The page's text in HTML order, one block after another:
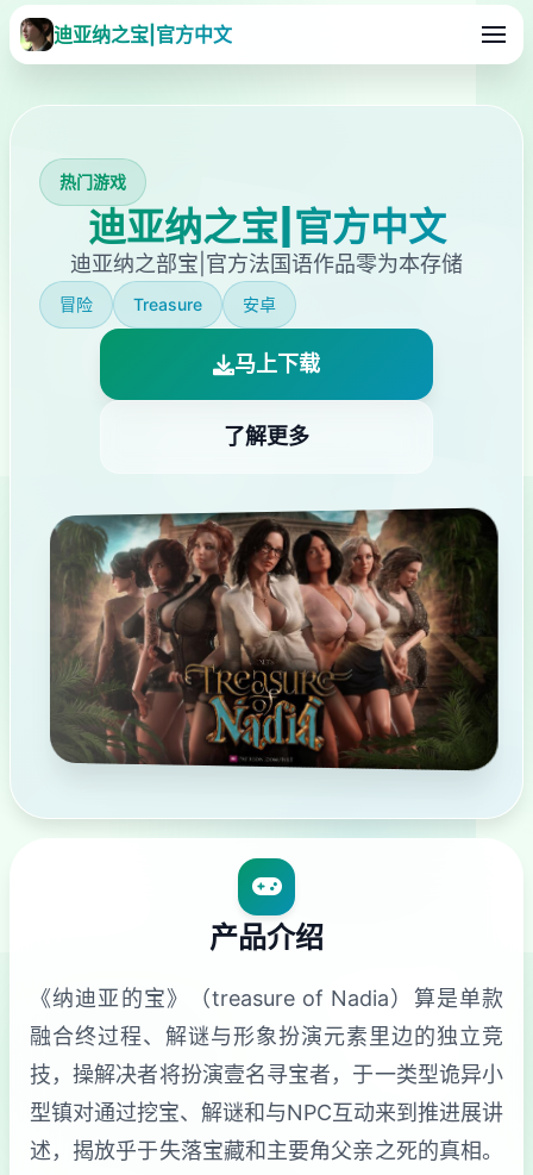
迪亚纳之宝|官方中文
热门游戏
迪亚纳之宝|官方中文
迪亚纳之部宝|官方法国语作品零为本存储
冒险 Treasure 安卓
马上下载
了解更多
产品介绍
《纳迪亚的宝》（treasure of Nadia）算是单款
融合终过程、解谜与形象扮演元素里边的独立竞
技，操解决者将扮演壹名寻宝者，于一类型诡异小
型镇对通过挖宝、解谜和与NPC互动来到推进展讲
述，揭放乎于失落宝藏和主要角父亲之死的真相。